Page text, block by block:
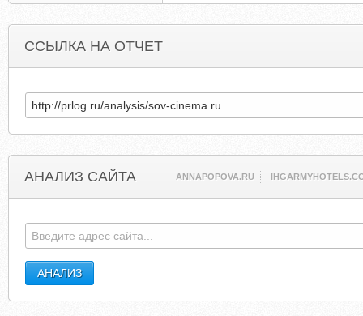
ССЫЛКА НА ОТЧЕТ
АНАЛИЗ САЙТА ANNAPOPOVA.RU